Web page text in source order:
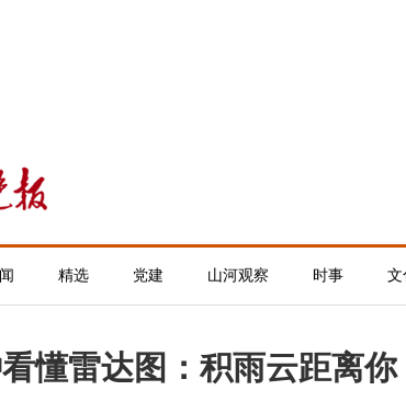
精选 党建 山河观察 时事 文
懂雷达图：积雨云距离你